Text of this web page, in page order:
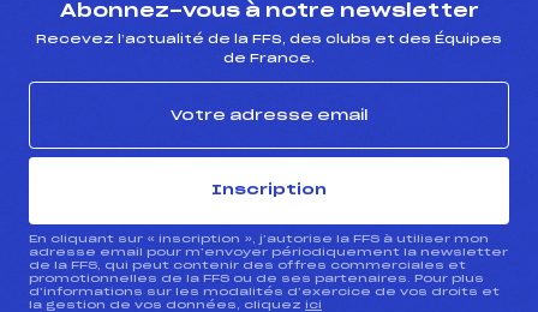
Abonnez-vous à notre newsletter
Recevez l’actualité de la FFS, des clubs et des Équipes
de France.
Inscription
En cliquant sur « inscription », j’autorise la FFS à utiliser mon
adresse email pour m’envoyer périodiquement la newsletter
de la FFS, qui peut contenir des offres commerciales et
promotionnelles de la FFS ou de ses partenaires. Pour plus
d’informations sur les modalités d’exercice de vos droits et
la gestion de vos données, cliquez ici